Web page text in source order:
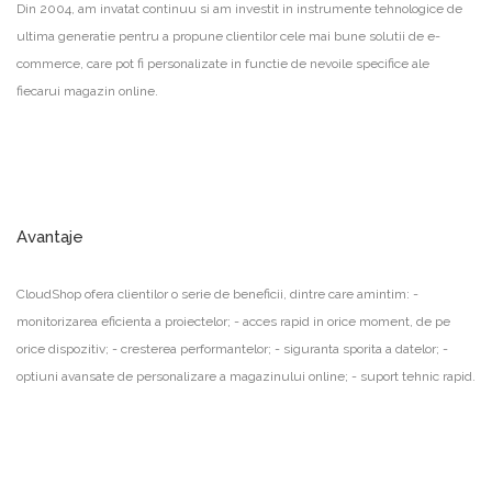
Din 2004, am invatat continuu si am investit in instrumente tehnologice de
ultima generatie pentru a propune clientilor cele mai bune solutii de e-
commerce, care pot fi personalizate in functie de nevoile specifice ale
fiecarui magazin online.
Avantaje
CloudShop ofera clientilor o serie de beneficii, dintre care amintim: -
monitorizarea eficienta a proiectelor; - acces rapid in orice moment, de pe
orice dispozitiv; - cresterea performantelor; - siguranta sporita a datelor; -
optiuni avansate de personalizare a magazinului online; - suport tehnic rapid.